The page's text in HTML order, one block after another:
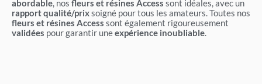
abordable, nos fleurs et résines Access sont idéales, avec un
rapport qualité/prixsoigné pour tous les amateurs. Toutes nos
fleurs et résines Access sont également rigoureusement
validées pour garantir uneexpérience inoubliable.